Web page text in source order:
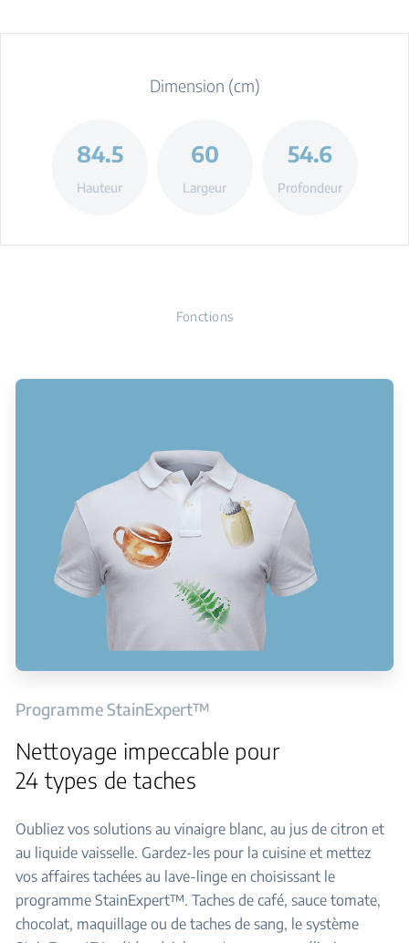
Dimension (cm)
84.5
Hauteur
60
Largeur
54.6
Profondeur
Fonctions
Programme StainExpert™
Nettoyage impeccable pour
24 types de taches
Oubliez vos solutions au vinaigre blanc, au jus de citron et
au liquide vaisselle. Gardez-les pour la cuisine et mettez
vos affaires tachées au lave-linge en choisissant le
programme StainExpert™. Taches de café, sauce tomate,
chocolat, maquillage ou de taches de sang, le système